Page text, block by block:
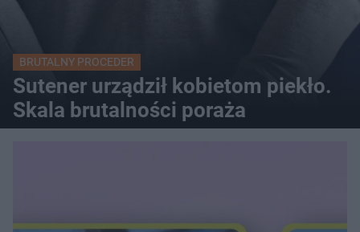
BRUTALNY PROCEDER
Sutener urządził kobietom piekło.
Skala brutalności poraża